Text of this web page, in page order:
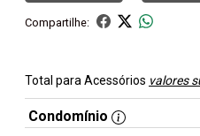
Compartilhe:
Total para Acessórios valores
Condomínio